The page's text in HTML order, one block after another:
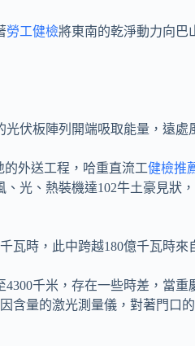
勞工健檢將東南的乾淨動力向巴
伏板陣列開端吸取能量，遠處
外送工程，哈重直流工健檢推
光、熱裝機達102牛土豪見
瓦時，此中跨越180億千瓦時
千米，存在一些時差，當
含量的激光測量儀，對著門口